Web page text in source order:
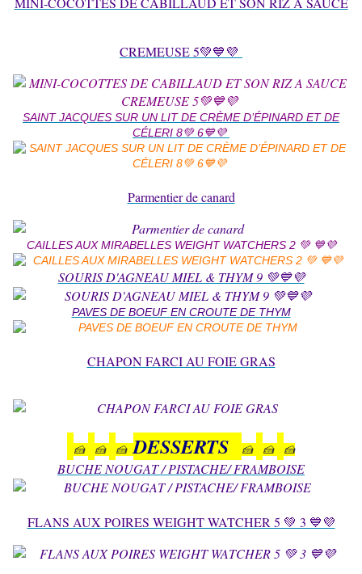
CREMEUSE 5💚💙💜
SAINT JACQUES SUR UN LIT DE CRÈME D’ÉPINARD ET DE
CÉLERI 8💚 6💙💜
Parmentier de canard
CAILLES AUX MIRABELLES WEIGHT WATCHERS 2 💚 💙💜
SOURIS D'AGNEAU MIEL & THYM 9 💚💙💜
PAVES DE BOEUF EN CROUTE DE THYM
CHAPON FARCI AU FOIE GRAS
🍰 🍰​​​​​​​ 🍰​​​​​​​ DESSERTS 🍰 🍰 🍰
BUCHE NOUGAT / PISTACHE/ FRAMBOISE
FLANS AUX POIRES WEIGHT WATCHER 5 💚 3 💙💜